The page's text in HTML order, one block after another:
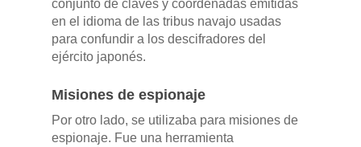
conjunto de claves y coordenadas emitidas
en el idioma de las tribus navajo usadas
para confundir a los descifradores del
ejército japonés.
Misiones de espionaje
Por otro lado, se utilizaba para misiones de
espionaje. Fue una herramienta
DFSK 500
SOBRE DFSK
RENTING